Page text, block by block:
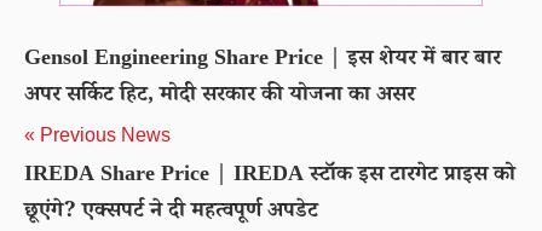
Gensol Engineering Share Price | इस शेयर में बार बार
अपर सर्किट हिट, मोदी सरकार की योजना का असर
« Previous News
IREDA Share Price | IREDA स्टॉक इस टारगेट प्राइस को
छूएंगे? एक्सपर्ट ने दी महत्वपूर्ण अपडेट